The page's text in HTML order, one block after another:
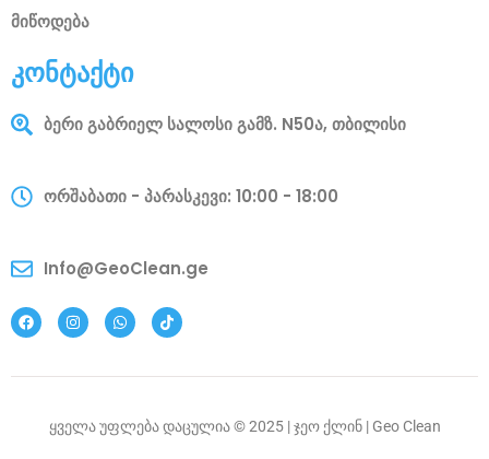
მიწოდება
კონტაქტი
ბერი გაბრიელ სალოსი გამზ. N50ა, თბილისი
ორშაბათი - პარასკევი: 10:00 - 18:00
Info@GeoClean.ge
ყველა უფლება დაცულია © 2025 | ჯეო ქლინ | Geo Clean